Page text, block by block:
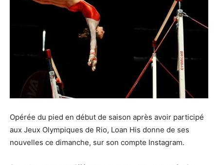
Opérée du pied en début de saison après avoir participé
aux Jeux Olympiques de Rio, Loan His donne de ses
nouvelles ce dimanche, sur son compte Instagram.